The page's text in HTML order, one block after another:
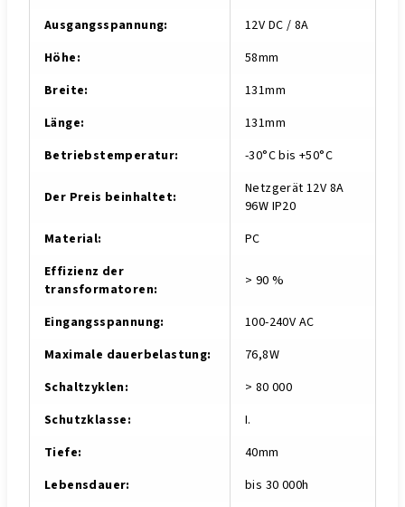
Ausgangsspannung:
12V DC / 8A
Höhe:
58mm
Breite:
131mm
Länge:
131mm
Betriebstemperatur: -30°C bis +50°C
Der Preis beinhaltet:
Netzgerät 12V 8A
96W IP20
Material:
PC
Effizienz der
transformatoren: > 90 %
Eingangsspannung:
100-240V AC
Maximale dauerbelastung:
76,8W
Schaltzyklen:
> 80 000
Schutzklasse:
I.
Tiefe:
40mm
Lebensdauer:
bis 30 000h